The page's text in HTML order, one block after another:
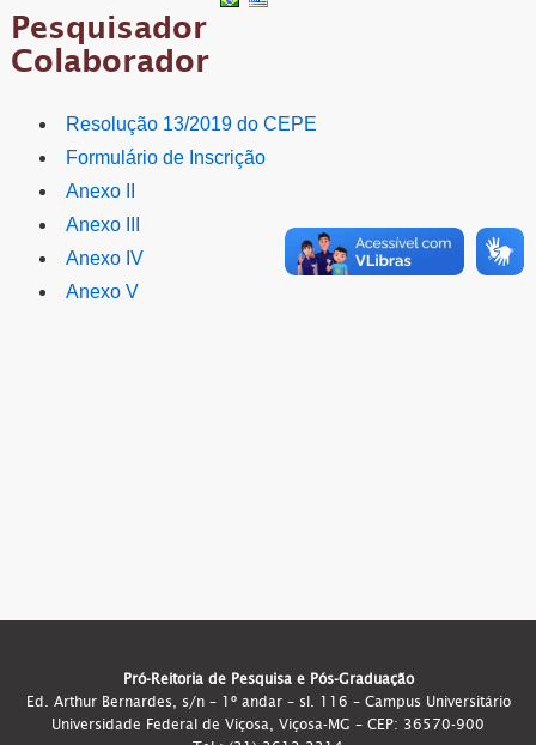
Pesquisador
Colaborador
Resolução 13/2019 do CEPE
Formulário de Inscrição
Anexo II
Anexo III
Anexo IV
Anexo V
Pró-Reitoria de Pesquisa e Pós-Graduação
Ed. Arthur Bernardes, s/n – 1º andar – sl. 116 – Campus Universitário
Universidade Federal de Viçosa, Viçosa-MG – CEP: 36570-900